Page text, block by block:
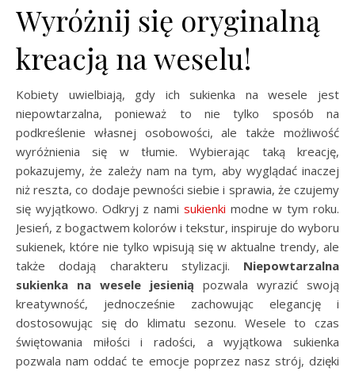
Wyróżnij się oryginalną
kreacją na weselu!
Kobiety uwielbiają, gdy ich sukienka na wesele jest
niepowtarzalna, ponieważ to nie tylko sposób na
podkreślenie własnej osobowości, ale także możliwość
wyróżnienia się w tłumie. Wybierając taką kreację,
pokazujemy, że zależy nam na tym, aby wyglądać inaczej
niż reszta, co dodaje pewności siebie i sprawia, że czujemy
się wyjątkowo. Odkryj z nami sukienki modne w tym roku.
Jesień, z bogactwem kolorów i tekstur, inspiruje do wyboru
sukienek, które nie tylko wpisują się w aktualne trendy, ale
także dodają charakteru stylizacji. Niepowtarzalna
sukienka na wesele jesienią pozwala wyrazić swoją
kreatywność, jednocześnie zachowując elegancję i
dostosowując się do klimatu sezonu. Wesele to czas
świętowania miłości i radości, a wyjątkowa sukienka
pozwala nam oddać te emocje poprzez nasz strój, dzięki